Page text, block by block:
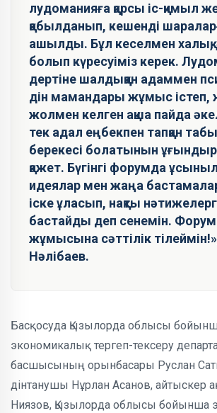
лудоманияға қарсы іс-қимыл
қабылданып, кешенді
ашылды. Бұл кеселмен халық,
болып күресуіміз керек.
дертіне шалдыққан адаммен
дін мамандары жұмыс істеп,
жолмен келген ақша пайда
тек адал еңбекпен тапқан
берекесі болатынын
қажет. Бүгінгі форумда
идеялар мен жаңа
іске ұласып, нақты
бастайды деп сенемін. Форум
жұмысына сәттілік
Нәлібаев.
Басқосуда Қызылорда облысы
экономикалық тергеп-тексеру
басшысының орынбасары Руслан
дінтанушы Нұрлан Асанов, айтыскер
Ниязов, Қызылорда облысы бойынша